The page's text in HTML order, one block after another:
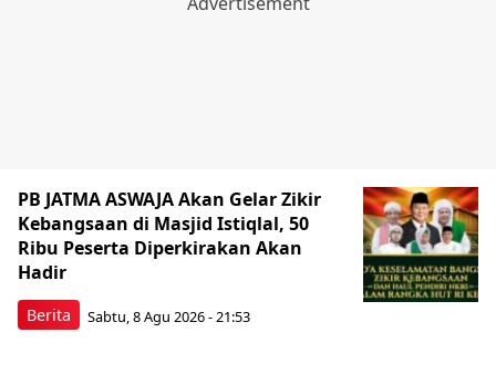
Berita
PB JATMA ASWAJA Akan Gelar Zikir
Kebangsaan di Masjid Istiqlal, 50
Ribu Peserta Diperkirakan Akan
Hadir
Sabtu, 8 Agu 2026 - 21:53